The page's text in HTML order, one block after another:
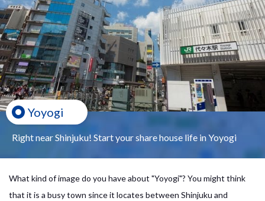
Yoyogi
Right near Shinjuku! Start your share house life in Yoyogi
What kind of image do you have about "Yoyogi"? You might think
that it is a busy town since it locates between Shinjuku and